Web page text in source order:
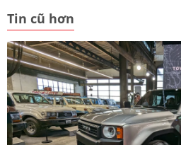
Tin cũ hơn